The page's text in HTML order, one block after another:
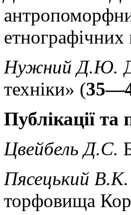
етнографічних
Нужний Д.Ю.
техніки» (
Публікації та
Цвейбель Д.С.
Пясецький В.К.
торфовища